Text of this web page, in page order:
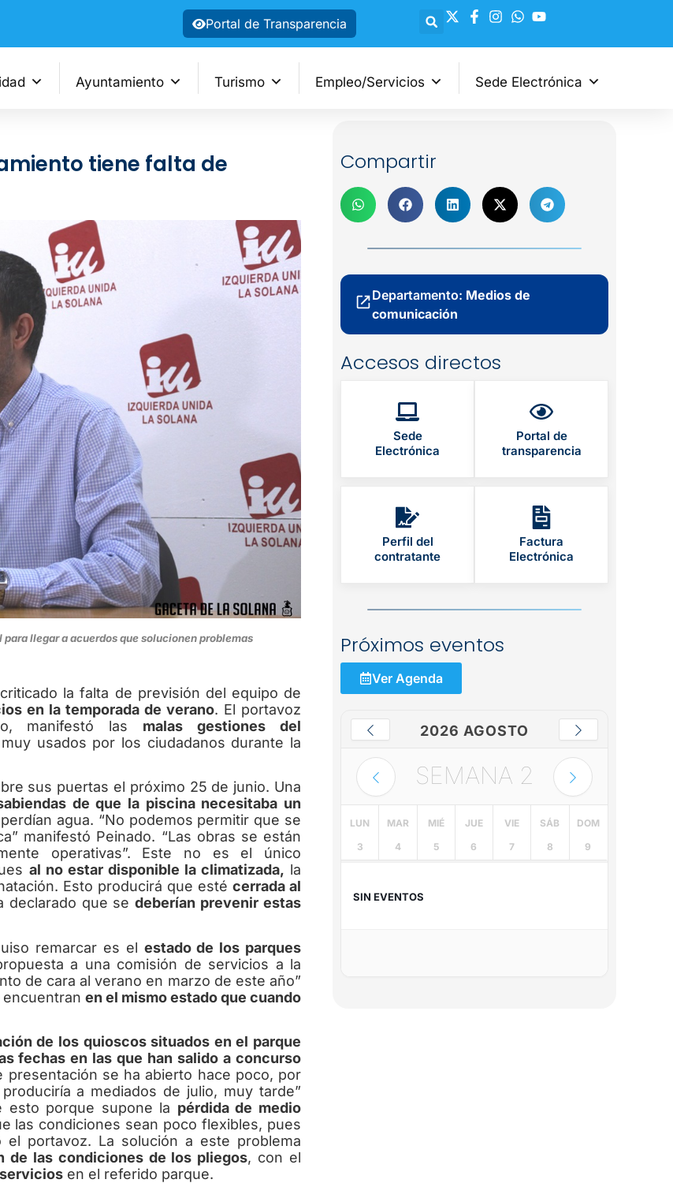
Portal de Transparencia
Ayuntamiento Turismo Empleo/Servicios Sede Electrónica
tiene falta de
llegar a acuerdos que solucionen problemas
la falta de previsión del equipo de
en la temporada de verano. El portavoz
manifestó las malas gestiones del
usados por los ciudadanos durante la
sus puertas el próximo 25 de junio. Una
de que la piscina necesitaba un
agua. “No podemos permitir que se
manifestó Peinado. “Las obras se están
operativas”. Este no es el único
al no estar disponible la climatizada, la
Esto producirá que estécerrada al
declarado que sedeberían prevenir estas
remarcar es el estado de los parques
a una comisión de servicios a la
de cara al verano en marzo de este año”
en el mismo estado que cuando
de los quioscos situados en el parque
fechas en las que han salido a concurso
presentación se ha abierto hace poco, por
a mediados de julio, muy tarde”
esto porque supone la pérdida de medio
las condiciones sean poco flexibles, pues
portavoz. La solución a este problema
de las condiciones de los pliegos, con el
en el referido parque.
Compartir
Departamento: Medios de
comunicación
Accesos directos
Sede
Electrónica
Portal de
transparencia
Perfil del
contratante
Factura
Electrónica
Próximos eventos
Ver Agenda
2026 AGOSTO
SEMANA 2
LUN
3
MAR
4
MIÉ
5
JUE
6
VIE
7
SÁB
8
DOM
9
SIN EVENTOS